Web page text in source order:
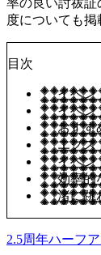
度についても掲
目次
イベン
イベン
おすす
エクス
イベン
効率的
渚に跳
2.5周年ハーフ